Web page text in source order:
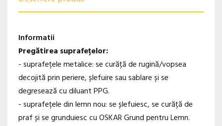
Informatii
Pregătirea suprafețelor:
- suprafețele metalice: se curăță de rugină/vopsea
decojită prin periere, șlefuire sau sablare și se
degresează cu diluant PPG.
- suprafețele din lemn nou: se șlefuiesc, se curăță de
praf și se grunduiesc cu OSKAR Grund pentru Lemn.